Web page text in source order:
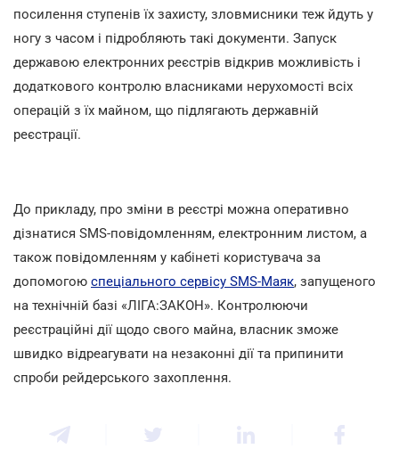
посилення ступенів їх захисту, зловмисники теж йдуть у
ногу з часом і підробляють такі документи. Запуск
державою електронних реєстрів відкрив можливість і
додаткового контролю власниками нерухомості всіх
операцій з їх майном, що підлягають державній
реєстрації.
До прикладу, про зміни в реєстрі можна оперативно
дізнатися SMS-повідомленням, електронним листом, а
також повідомленням у кабінеті користувача за
допомогою спеціального сервісу SMS-Маяк, запущеного
на технічній базі «ЛІГА:ЗАКОН». Контролюючи
реєстраційні дії щодо свого майна, власник зможе
швидко відреагувати на незаконні дії та припинити
спроби рейдерського захоплення.